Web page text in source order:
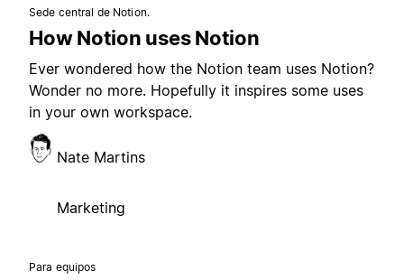
Sede central de Notion.
How Notion uses Notion
Ever wondered how the Notion team uses Notion?
Wonder no more. Hopefully it inspires some uses
in your own workspace.
Nate Martins
Marketing
Para equipos